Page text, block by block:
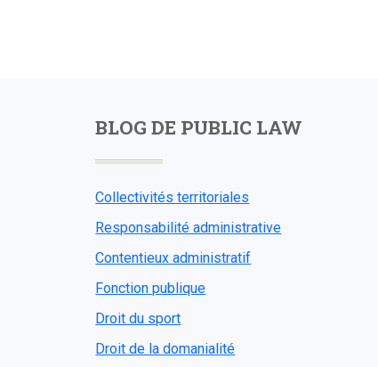
BLOG DE PUBLIC LAW
Collectivités territoriales
Responsabilité administrative
Contentieux administratif
Fonction publique
Droit du sport
Droit de la domanialité